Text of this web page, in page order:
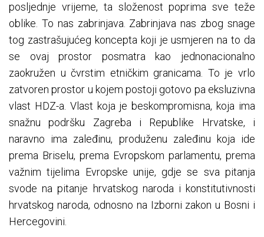
posljednje vrijeme, ta složenost poprima sve teže
oblike. To nas zabrinjava. Zabrinjava nas zbog snage
tog zastrašujućeg koncepta koji je usmjeren na to da
se ovaj prostor posmatra kao jednonacionalno
zaokružen u čvrstim etničkim granicama. To je vrlo
zatvoren prostor u kojem postoji gotovo pa eksluzivna
vlast HDZ-a. Vlast koja je beskompromisna, koja ima
snažnu podršku Zagreba i Republike Hrvatske, i
naravno ima zaleđinu, produženu zaleđinu koja ide
prema Briselu, prema Evropskom parlamentu, prema
važnim tijelima Evropske unije, gdje se sva pitanja
svode na pitanje hrvatskog naroda i konstitutivnosti
hrvatskog naroda, odnosno na Izborni zakon u Bosni i
Hercegovini.